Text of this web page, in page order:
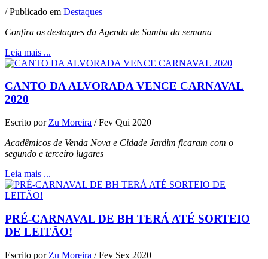
/Publicado em Destaques
Confira os destaques da Agenda de Samba da semana
Leia mais ...
CANTO DA ALVORADA VENCE CARNAVAL
2020
Escrito por Zu Moreira /Fev Qui 2020
Acadêmicos de Venda Nova e Cidade Jardim ficaram com o
segundo e terceiro lugares
Leia mais ...
PRÉ-CARNAVAL DE BH TERÁ ATÉ SORTEIO
DE LEITÃO!
Escrito por Zu Moreira /Fev Sex 2020